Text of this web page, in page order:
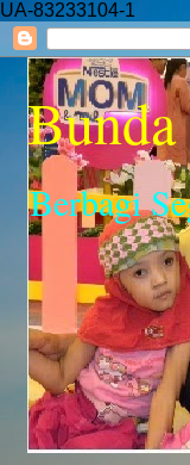
UA-83233104-1
Berbagi